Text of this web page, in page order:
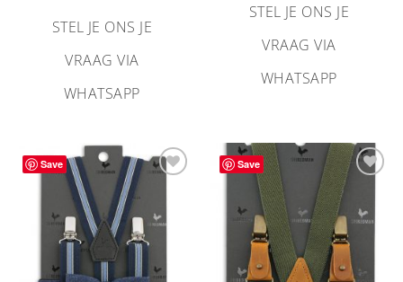
STEL JE ONS JE
VRAAG VIA
WHATSAPP
STEL JE ONS JE
VRAAG VIA
WHATSAPP
Save
verlanglijst
toevoegen
Save
Aan
verlanglijst
toevoegen